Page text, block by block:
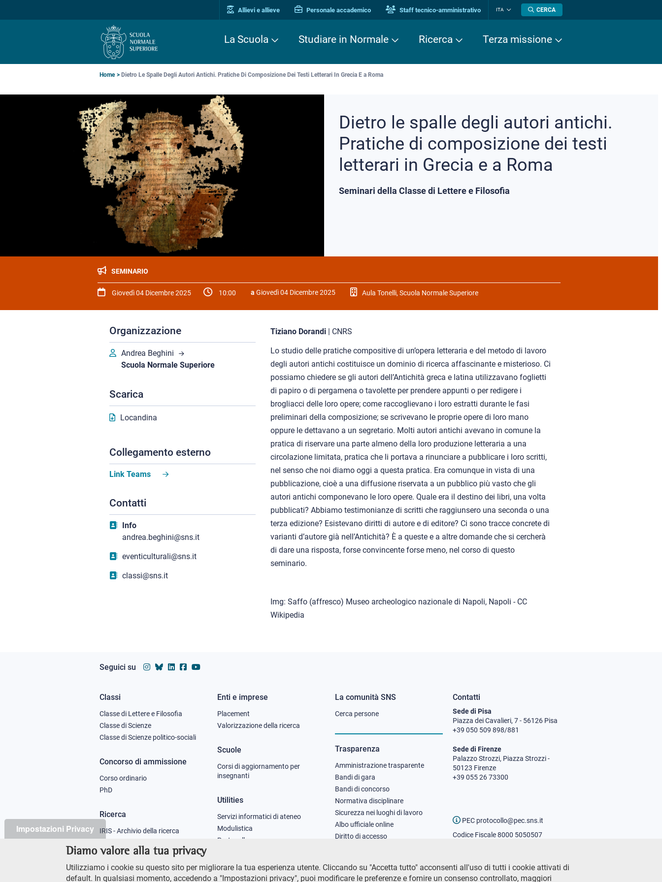
Impostazioni Privacy
Diamo valore alla tua privacy
Utilizziamo i cookie su questo sito per migliorare la tua esperienza utente. Cliccando su "Accetta tutto" acconsenti all'uso di tutti i cookie attivati di
default. In qualsiasi momento, accedendo a "Impostazioni privacy", puoi modificare le preferenze e fornire un consenso controllato, maggiori
Allievi e allieve Personale accademico Staff tecnico-amministrativo ITA
lingua
CERCA
La Scuola Studiare in Normale Ricerca Terza missione
Briciole
di
pane
Home Dietro Le Spalle Degli Autori Antichi. Pratiche Di Composizione Dei Testi Letterari In Grecia E a Roma
Dietro le spalle degli autori antichi.
Pratiche di composizione dei testi
letterari in Grecia e a Roma
Seminari della Classe di Lettere e Filosofia
SEMINARIO
Giovedì 04 Dicembre 2025 10:00 a Giovedì 04 Dicembre 2025 Aula Tonelli, Scuola Normale Superiore
Organizzazione
Andrea Beghini
Scuola Normale Superiore
Scarica
Locandina
Collegamento esterno
Link Teams
Contatti
Info
andrea.beghini@sns.it
eventiculturali@sns.it
classi@sns.it
Tiziano Dorandi | CNRS
Lo studio delle pratiche compositive di un’opera letteraria e del metodo di lavoro
degli autori antichi costituisce un dominio di ricerca affascinante e misterioso. Ci
possiamo chiedere se gli autori dell’Antichità greca e latina utilizzavano foglietti
di papiro o di pergamena o tavolette per prendere appunti o per redigere i
brogliacci delle loro opere; come raccoglievano i loro estratti durante le fasi
preliminari della composizione; se scrivevano le proprie opere di loro mano
oppure le dettavano a un segretario. Molti autori antichi avevano in comune la
pratica di riservare una parte almeno della loro produzione letteraria a una
circolazione limitata, pratica che li portava a rinunciare a pubblicare i loro scritti,
nel senso che noi diamo oggi a questa pratica. Era comunque in vista di una
pubblicazione, cioè a una diffusione riservata a un pubblico più vasto che gli
autori antichi componevano le loro opere. Quale era il destino dei libri, una volta
pubblicati? Abbiamo testimonianze di scritti che raggiunsero una seconda o una
terza edizione? Esistevano diritti di autore e di editore? Ci sono tracce concrete di
varianti d’autore già nell’Antichità? È a queste e a altre domande che si cercherà
di dare una risposta, forse convincente forse meno, nel corso di questo
seminario.
Img: Saffo (affresco) Museo archeologico nazionale di Napoli, Napoli - CC
Wikipedia
Seguici su
Footer
column
Classi
Classe di Lettere e Filosofia
Classe di Scienze
Classe di Scienze politico-sociali
Concorso di ammissione
Corso ordinario
PhD
Ricerca
IRIS - Archivio della ricerca
Didattica
Offerta didattica
Footer
column
2
Enti e imprese
Placement
Valorizzazione della ricerca
Scuole
Corsi di aggiornamento per
insegnanti
Utilities
Servizi informatici di ateneo
Modulistica
Protocollo
Footer
column
3
La comunità SNS
Cerca persone
Trasparenza
Amministrazione trasparente
Bandi di gara
Bandi di concorso
Normativa disciplinare
Sicurezza nei luoghi di lavoro
Albo ufficiale online
Diritto di accesso
Contatti
Sede di Pisa
Piazza dei Cavalieri, 7 - 56126 Pisa
+39 050 509 898/881
Sede di Firenze
Palazzo Strozzi, Piazza Strozzi -
50123 Firenze
+39 055 26 73300
PEC protocollo@pec.sns.it
Codice Fiscale 8000 5050507
Ufficio comunicazione
Addetto stampa